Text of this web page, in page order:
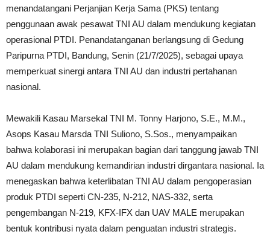
menandatangani Perjanjian Kerja Sama (PKS) tentang
penggunaan awak pesawat TNI AU dalam mendukung kegiatan
operasional PTDI. Penandatanganan berlangsung di Gedung
Paripurna PTDI, Bandung, Senin (21/7/2025), sebagai upaya
memperkuat sinergi antara TNI AU dan industri pertahanan
nasional.
Mewakili Kasau Marsekal TNI M. Tonny Harjono, S.E., M.M.,
Asops Kasau Marsda TNI Suliono, S.Sos., menyampaikan
bahwa kolaborasi ini merupakan bagian dari tanggung jawab TNI
AU dalam mendukung kemandirian industri dirgantara nasional. Ia
menegaskan bahwa keterlibatan TNI AU dalam pengoperasian
produk PTDI seperti CN-235, N-212, NAS-332, serta
pengembangan N-219, KFX-IFX dan UAV MALE merupakan
bentuk kontribusi nyata dalam penguatan industri strategis.